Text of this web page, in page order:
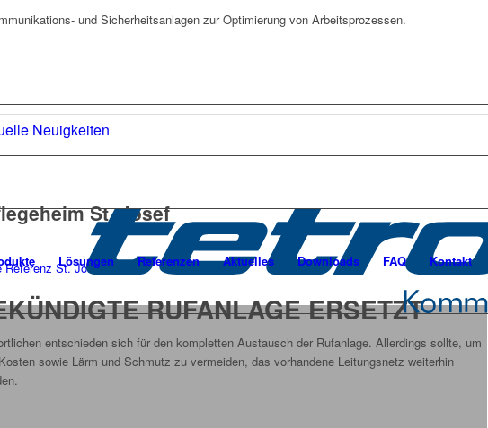
und Sicherheitsanlagen zur Optimierung von Arbeitsprozessen.
Lösungen Referenzen Aktuelles Downloads FAQ Kontakt
Neuigkeiten
St. Josef
RUFANLAGE ERSETZT
entschieden sich für den kompletten Austausch der Rufanlage. Allerdings sollte, um
sowie Lärm und Schmutz zu vermeiden, das vorhandene Leitungsnetz weiterhin